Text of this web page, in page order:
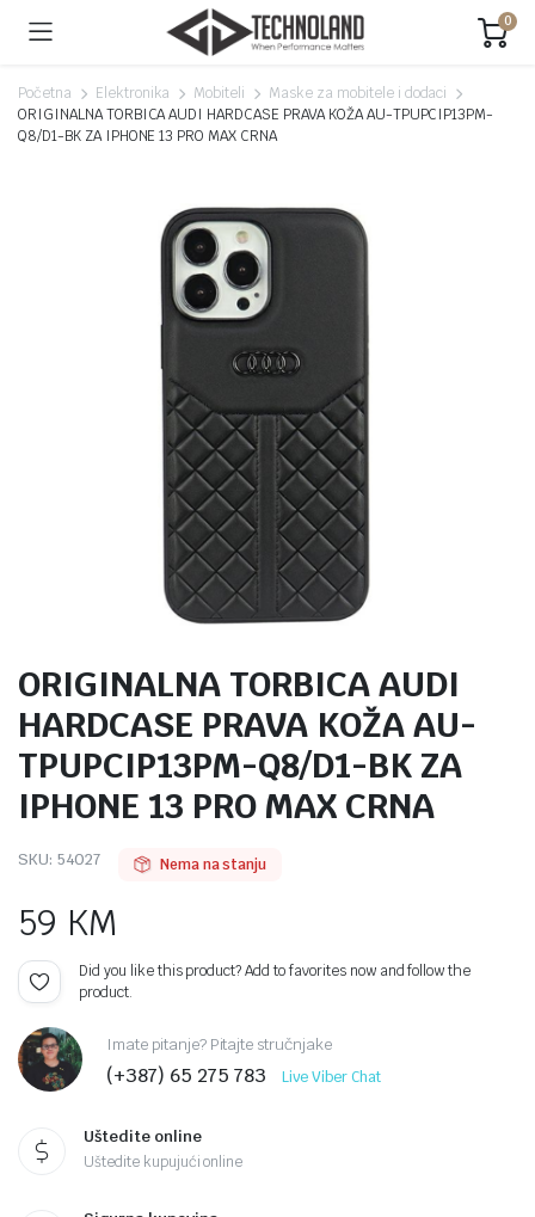
0
Početna Elektronika Mobiteli
Maske za mobitele i dodaci
ORIGINALNA TORBICA AUDI HARDCASE PRAVA KOŽA AU-TPUPCIP13PM-
Q8/D1-BK ZA IPHONE 13 PRO MAX CRNA
ORIGINALNA TORBICA AUDI
HARDCASE PRAVA KOŽA AU-
TPUPCIP13PM-Q8/D1-BK ZA
IPHONE 13 PRO MAX CRNA
SKU: 54027 Nema na stanju
59 KM
Did you like this product? Add to favorites now and follow the
product.
Imate pitanje? Pitajte stručnjake
(+387) 65 275 783 Live Viber Chat
Uštedite online
Uštedite kupujući online